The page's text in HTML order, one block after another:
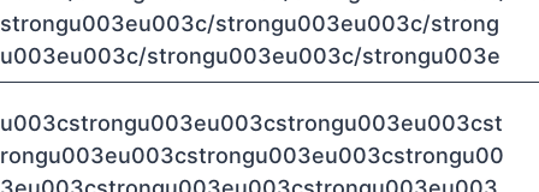
strongu003eu003c/strongu003eu003c/strong
u003eu003c/strongu003eu003c/strongu003e
u003cstrongu003eu003cstrongu003eu003cst
rongu003eu003cstrongu003eu003cstrongu00